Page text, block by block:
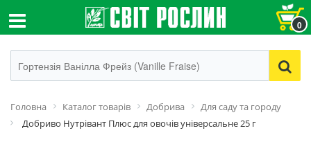
0
Головна Каталог товарів Добрива
Для саду та городу
Добриво Нутрівант Плюс для овочів універсальне 25 г